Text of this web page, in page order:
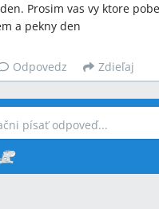
Prosim vas vy ktore
a pekny den
Odpovedz Zdieľaj